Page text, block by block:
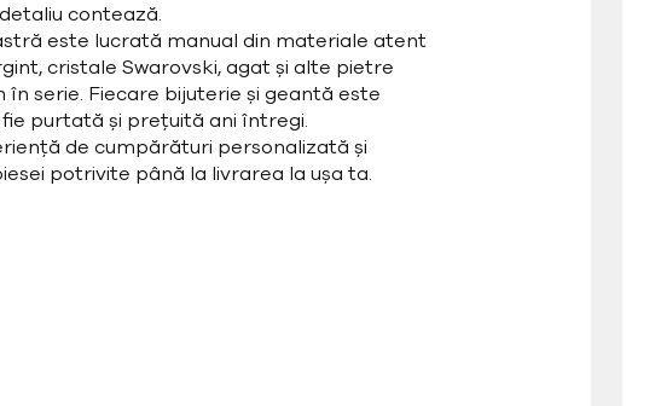
contează.
este lucrată manual din materiale atent
cristale Swarovski, agat și alte pietre
serie. Fiecare bijuterie și geantă este
purtată și prețuită ani întregi.
de cumpărături personalizată și
potrivite până la livrarea la ușa ta.